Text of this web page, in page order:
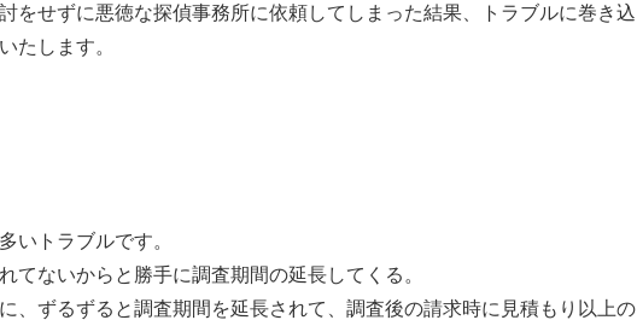
をせずに悪徳な探偵事務所に依頼してしまった結果、トラブルに巻き込
たします。
いトラブルです。
てないからと勝手に調査期間の延長してくる。
、ずるずると調査期間を延長されて、調査後の請求時に見積もり以上の